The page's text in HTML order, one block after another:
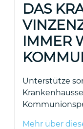
DAS
IMMER
Unterstütze
Mehr über